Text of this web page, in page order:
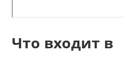
Что входит в